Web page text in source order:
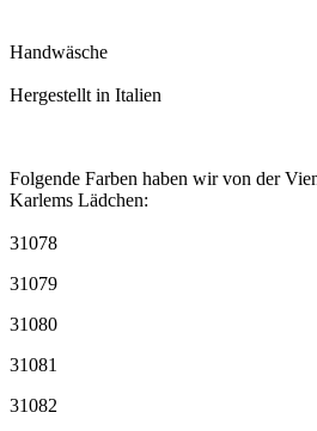
Handwäsche
Hergestellt in Italien
Folgende Farben haben wir von der
Karlems Lädchen:
31078
31079
31080
31081
31082